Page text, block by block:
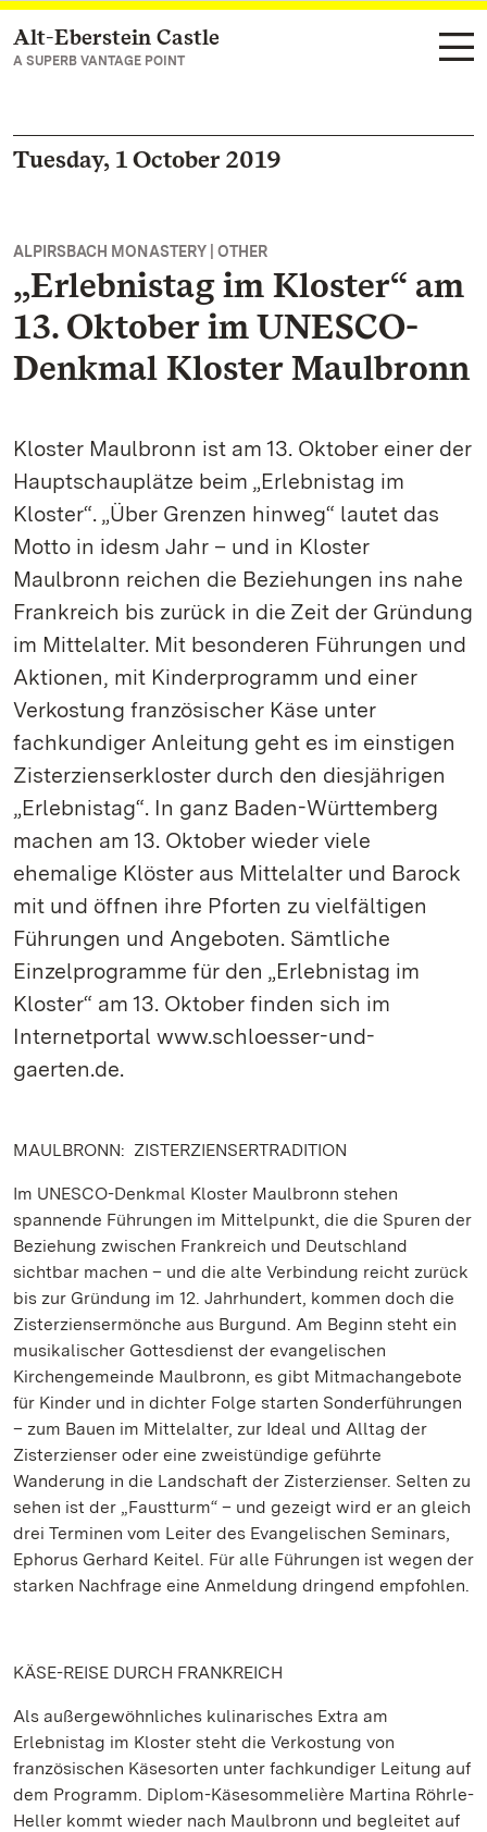
Navigate to main page
Alt-Eberstein Castle
A SUPERB VANTAGE POINT
Tuesday, 1 October 2019
ALPIRSBACH MONASTERY | OTHER
„Erlebnistag im Kloster“ am
13. Oktober im UNESCO-
Denkmal Kloster Maulbronn
Kloster Maulbronn ist am 13. Oktober einer der
Hauptschauplätze beim „Erlebnistag im
Kloster“. „Über Grenzen hinweg“ lautet das
Motto in idesm Jahr – und in Kloster
Maulbronn reichen die Beziehungen ins nahe
Frankreich bis zurück in die Zeit der Gründung
im Mittelalter. Mit besonderen Führungen und
Aktionen, mit Kinderprogramm und einer
Verkostung französischer Käse unter
fachkundiger Anleitung geht es im einstigen
Zisterzienserkloster durch den diesjährigen
„Erlebnistag“. In ganz Baden-Württemberg
machen am 13. Oktober wieder viele
ehemalige Klöster aus Mittelalter und Barock
mit und öffnen ihre Pforten zu vielfältigen
Führungen und Angeboten. Sämtliche
Einzelprogramme für den „Erlebnistag im
Kloster“ am 13. Oktober finden sich im
Internetportal www.schloesser-und-
gaerten.de.
MAULBRONN: ZISTERZIENSERTRADITION
Im UNESCO-Denkmal Kloster Maulbronn stehen
spannende Führungen im Mittelpunkt, die die Spuren der
Beziehung zwischen Frankreich und Deutschland
sichtbar machen – und die alte Verbindung reicht zurück
bis zur Gründung im 12. Jahrhundert, kommen doch die
Zisterziensermönche aus Burgund. Am Beginn steht ein
musikalischer Gottesdienst der evangelischen
Kirchengemeinde Maulbronn, es gibt Mitmachangebote
für Kinder und in dichter Folge starten Sonderführungen
– zum Bauen im Mittelalter, zur Ideal und Alltag der
Zisterzienser oder eine zweistündige geführte
Wanderung in die Landschaft der Zisterzienser. Selten zu
sehen ist der „Faustturm“ – und gezeigt wird er an gleich
drei Terminen vom Leiter des Evangelischen Seminars,
Ephorus Gerhard Keitel. Für alle Führungen ist wegen der
starken Nachfrage eine Anmeldung dringend empfohlen.
KÄSE-REISE DURCH FRANKREICH
Als außergewöhnliches kulinarisches Extra am
Erlebnistag im Kloster steht die Verkostung von
französischen Käsesorten unter fachkundiger Leitung auf
dem Programm. Diplom-Käsesommelière Martina Röhrle-
Heller kommt wieder nach Maulbronn und begleitet auf